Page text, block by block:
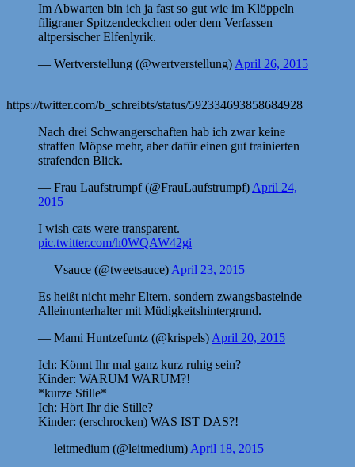
Im Abwarten bin ich ja fast so gut wie im Klöppeln
filigraner Spitzendeckchen oder dem Verfassen
altpersischer Elfenlyrik.
— Wertverstellung (@wertverstellung) April 26, 2015
https://twitter.com/b_schreibts/status/592334693858684928
Nach drei Schwangerschaften hab ich zwar keine
straffen Möpse mehr, aber dafür einen gut trainierten
strafenden Blick.
— Frau Laufstrumpf (@FrauLaufstrumpf) April 24,
2015
I wish cats were transparent.
pic.twitter.com/h0WQAW42gi
— Vsauce (@tweetsauce) April 23, 2015
Es heißt nicht mehr Eltern, sondern zwangsbastelnde
Alleinunterhalter mit Müdigkeitshintergrund.
— Mami Huntzefuntz (@krispels) April 20, 2015
Ich: Könnt Ihr mal ganz kurz ruhig sein?
Kinder: WARUM WARUM?!
*kurze Stille*
Ich: Hört Ihr die Stille?
Kinder: (erschrocken) WAS IST DAS?!
— leitmedium (@leitmedium) April 18, 2015